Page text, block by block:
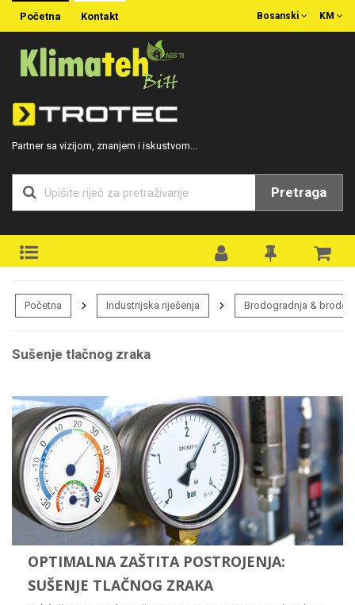
Početna Kontakt KM
Bosanski
Partner sa vizijom, znanjem i iskustvom...
Pretraga
Početna Industrijska riješenja Brodogradnja &
Sušenje tlačnog zraka